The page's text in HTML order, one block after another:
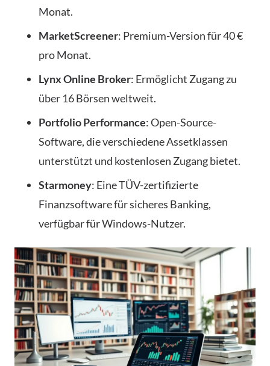
Monat.
MarketScreener: Premium-Version für 40 €
pro Monat.
Lynx Online Broker: Ermöglicht Zugang zu
über 16 Börsen weltweit.
Portfolio Performance: Open-Source-
Software, die verschiedene Assetklassen
unterstützt und kostenlosen Zugang bietet.
Starmoney: Eine TÜV-zertifizierte
Finanzsoftware für sicheres Banking,
verfügbar für Windows-Nutzer.